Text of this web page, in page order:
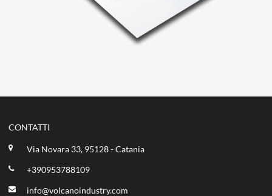
CONTATTI
Via Novara 33, 95128 - Catania
+390953788109
info@volcanoindustry.com